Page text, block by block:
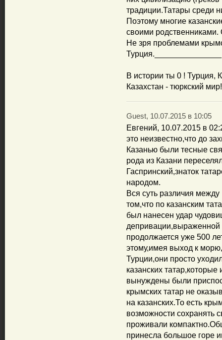
традиции.Татары среди
Поэтому многие
своими
Не зря проблемами
Турция._______________
В истории ты 0 ! Турция,
Казахстан - тюркский мир!
Guest, 10.07.2015 в 10:05
Евгений, 10.07.2015 в
это неизвестно,что до
Казанью были тесные
рода из Казани
Гаспринский,знаток
народом.
Вся суть различия
том,что по казанским
был нанесен удар
депривации,выраженной
продолжается уже 500
этому,имея выход к
Турции,они просто
казанских
вынуждены были
крымских татар не
на казанских.То есть
возможности сохранять
проживали
принесла большое горе